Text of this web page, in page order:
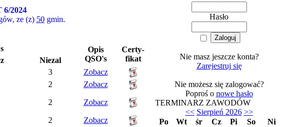
6/2024
ze (z) 50gmin.
Opis
QSO's
Certy-
fikat
Niezal
3
Zobacz
2 Zobacz
2 Zobacz
2
Zobacz
Hasło
Nie masz jeszcze konta?
Zarejestruj się
Nie możesz się zalogować?
Poproś o nowe hasło
TERMINARZ ZAWODÓW
<< Sierpień 2026 >>
Po
Wt śr Cz Pi So
Ni